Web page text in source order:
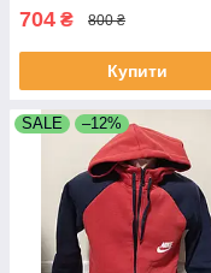
704 ₴ 800 ₴
Купити
SALE –12%